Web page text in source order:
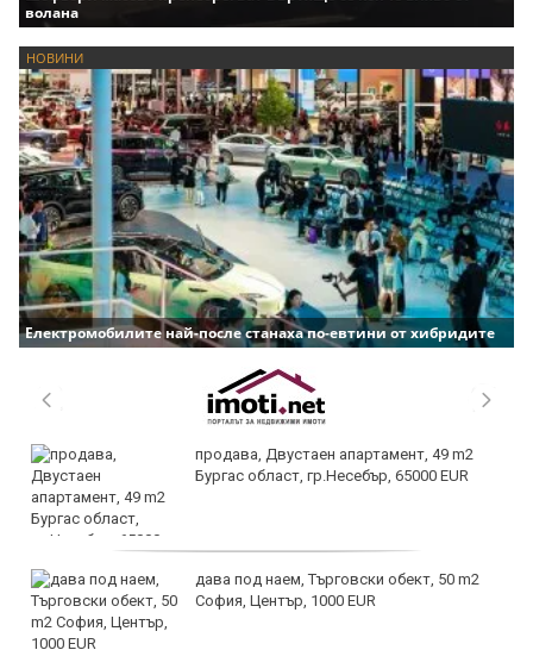
волана
НОВИНИ
Електромобилите най-после станаха по-евтини от хибридите
продава, Двустаен апартамент, 49 m2
Бургас област, гр.Несебър, 65000 EUR
дава под наем, Търговски обект, 50 m2
София, Център, 1000 EUR